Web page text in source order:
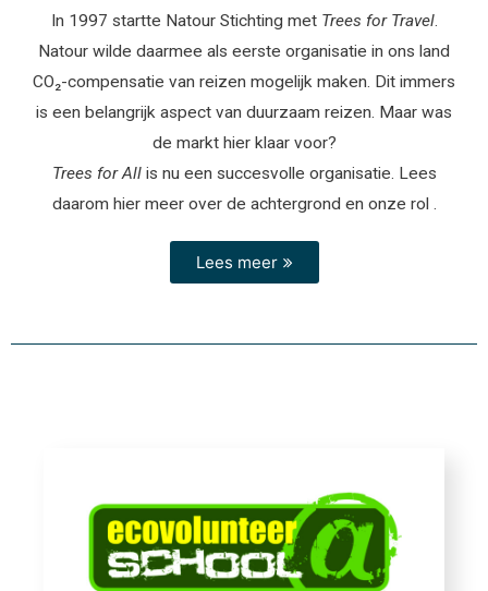
In 1997 startte Natour Stichting met Trees for Travel.
Natour wilde daarmee als eerste organisatie in ons land
CO₂-compensatie van reizen mogelijk maken. Dit immers
is een belangrijk aspect van duurzaam reizen. Maar was
de markt hier klaar voor?
Trees for Allis nu een succesvolle organisatie. Lees
daarom hier meer over de achtergrond en onze rol .
Lees meer